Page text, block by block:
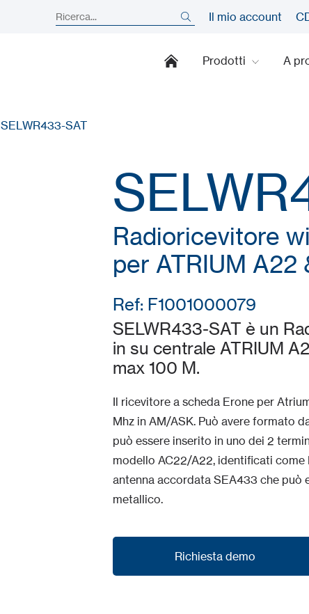
Il mio account
Prodotti A
SELWR433-SAT
Radioricevitore
per ATRIUM A22
Ref: F1001000079
SELWR433-SAT è un
in su centrale ATRIUM
max 100 M.
Il ricevitore a scheda Erone per
Mhz in AM/ASK. Può avere formato
può essere inserito in uno dei 2
modello AC22/A22, identificati come
antenna accordata SEA433 che può
metallico.
Richiesta demo